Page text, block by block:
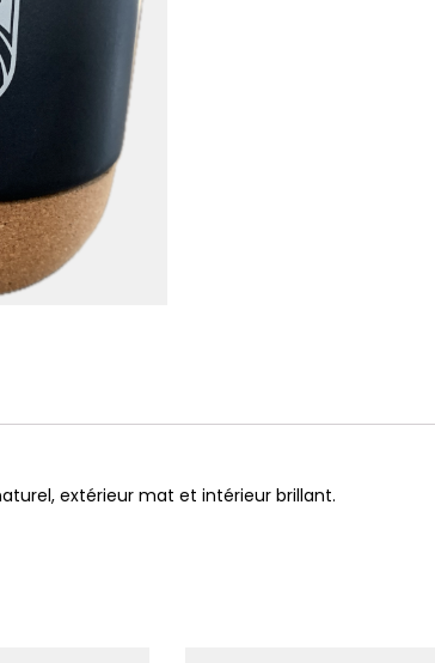
extérieur mat et intérieur brillant.